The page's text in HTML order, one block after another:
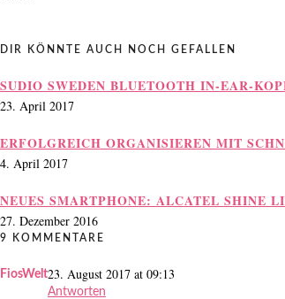
DIR KÖNNTE AUCH NOCH GEFALLEN
SUDIO SWEDEN BLUETOOTH IN-EAR-
23. April 2017
ERFOLGREICH ORGANISIEREN MIT
4. April 2017
NEUES SMARTPHONE: ALCATEL SHINE
27. Dezember 2016
9 KOMMENTARE
FiosWelt23. August 2017 at 09:13
Antworten